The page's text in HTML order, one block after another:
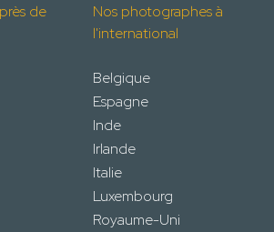
de
Nos photographes à
l'international
Belgique
Espagne
Inde
Irlande
Italie
Luxembourg
Royaume-Uni